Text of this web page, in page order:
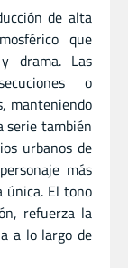
de alta
que
drama. Las
o
manteniendo
serie también
urbanos de
más
única. El tono
refuerza la
a lo largo de